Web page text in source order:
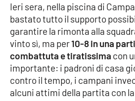
Economia e Lavoro
Politica
Sanità
Società
Ieri sera, nella piscina di
bastato tutto il supporto
garantire la rimonta alla
vinto sì, ma per10-8 in una
combattuta e tiratissima con
importante: i padroni di casa
contro il tempo, i campani
alcuni attimi della partita con